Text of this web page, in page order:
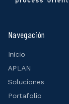
Navegación
Inicio
APLAN
Soluciones
Portafolio